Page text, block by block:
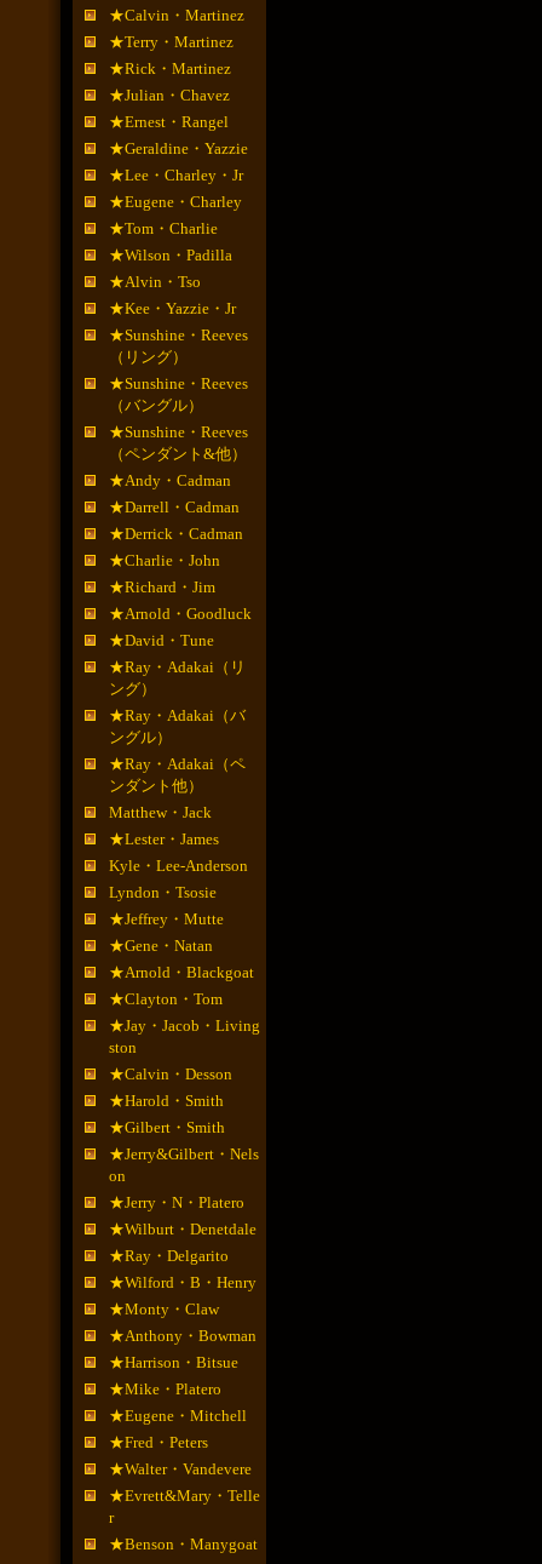
★Calvin・Martinez
★Terry・Martinez
★Rick・Martinez
★Julian・Chavez
★Ernest・Rangel
★Geraldine・Yazzie
★Lee・Charley・Jr
★Eugene・Charley
★Tom・Charlie
★Wilson・Padilla
★Alvin・Tso
★Kee・Yazzie・Jr
★Sunshine・Reeves
（リング）
★Sunshine・Reeves
（バングル）
★Sunshine・Reeves
（ペンダント&他）
★Andy・Cadman
★Darrell・Cadman
★Derrick・Cadman
★Charlie・John
★Richard・Jim
★Arnold・Goodluck
★David・Tune
★Ray・Adakai（リ
ング）
★Ray・Adakai（バ
ングル）
★Ray・Adakai（ペ
ンダント他）
Matthew・Jack
★Lester・James
Kyle・Lee-Anderson
Lyndon・Tsosie
★Jeffrey・Mutte
★Gene・Natan
★Arnold・Blackgoat
★Clayton・Tom
★Jay・Jacob・Living
ston
★Calvin・Desson
★Harold・Smith
★Gilbert・Smith
★Jerry&Gilbert・Nels
on
★Jerry・N・Platero
★Wilburt・Denetdale
★Ray・Delgarito
★Wilford・B・Henry
★Monty・Claw
★Anthony・Bowman
★Harrison・Bitsue
★Mike・Platero
★Eugene・Mitchell
★Fred・Peters
★Walter・Vandevere
★Evrett&Mary・Telle
r
★Benson・Manygoat